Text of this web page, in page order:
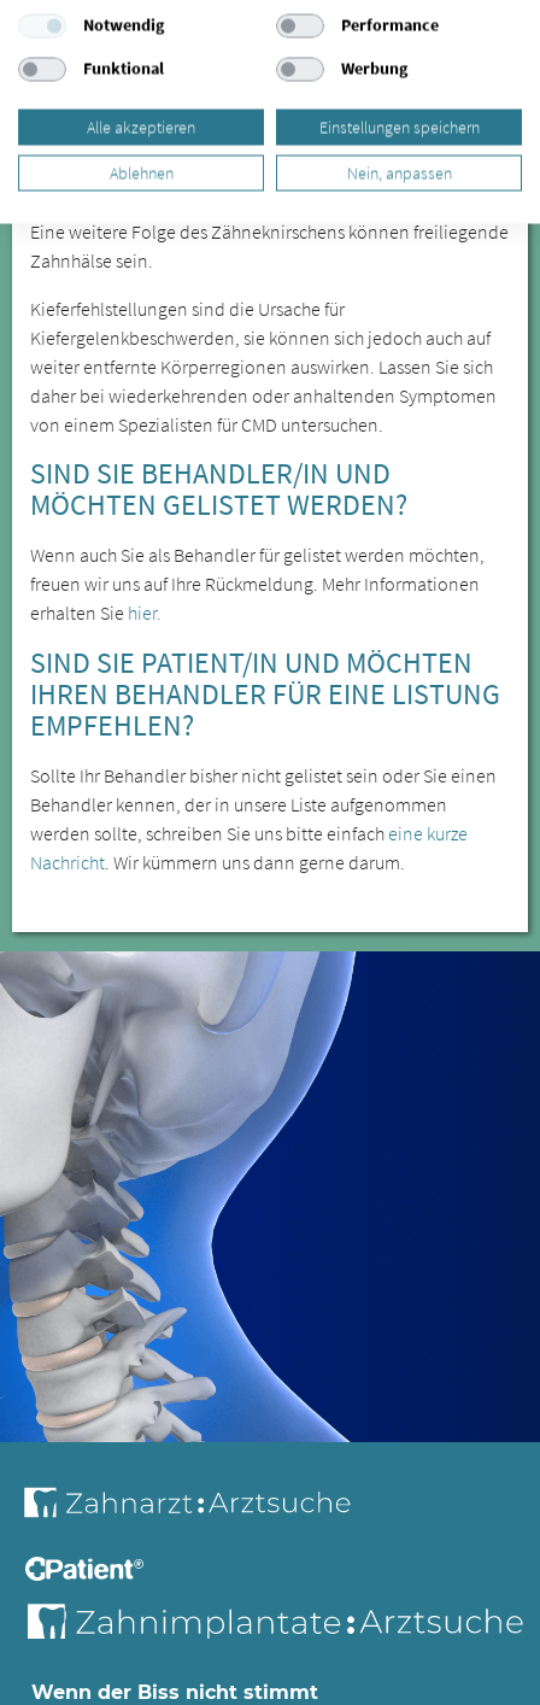
Die Craniomandibuläre Dysfunktion wird oft erst spät
erkannt, lässt sich aber durch spezialisierte Behandler in
Straußfurt anhand verschiedener Symptome feststellen. Zu
den offensichtlicheren Symptomen zählen unter anderem
Kieferknacken und Zähneknirschen, die Sie in Straußfurt
behandeln lassen können. Besonders das nächtliche
Eine weitere Folge des Zähneknirschens können freiliegende
Zahnhälse sein.
Kieferfehlstellungen sind die Ursache für
Kiefergelenkbeschwerden, sie können sich jedoch auch auf
weiter entfernte Körperregionen auswirken. Lassen Sie sich
daher bei wiederkehrenden oder anhaltenden Symptomen
von einem Spezialisten für CMD untersuchen.
SIND SIE BEHANDLER/IN UND
MÖCHTEN GELISTET WERDEN?
Wenn auch Sie als Behandler für gelistet werden möchten,
freuen wir uns auf Ihre Rückmeldung. Mehr Informationen
erhalten Sie hier.
SIND SIE PATIENT/IN UND MÖCHTEN
IHREN BEHANDLER FÜR EINE LISTUNG
EMPFEHLEN?
Sollte Ihr Behandler bisher nicht gelistet sein oder Sie einen
Behandler kennen, der in unsere Liste aufgenommen
werden sollte, schreiben Sie uns bitte einfacheine kurze
Nachricht . Wir kümmern uns dann gerne darum.
Wenn der Biss nicht stimmt
Notwendig
Performance
Funktional
Werbung
Alle akzeptieren Einstellungen speichern
Ablehnen Nein, anpassen